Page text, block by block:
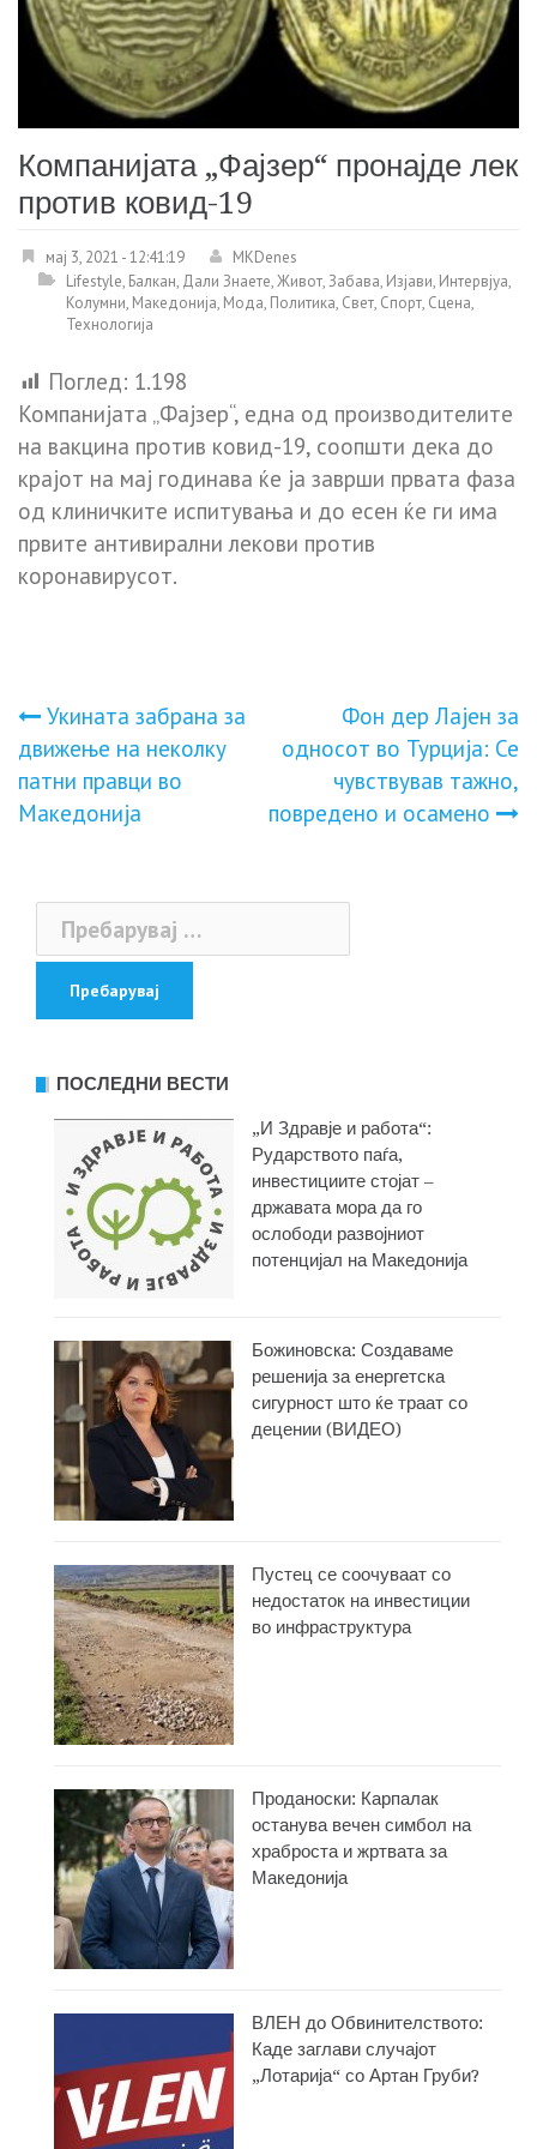
Компанијата „Фајзер“ пронајде лек
против ковид-19
мај 3, 2021 - 12:41:19
MKDenes
Lifestyle, Балкан, Дали Знаете,Живот,Забава, Изјави, Интервјуа,
Колумни, Македонија, Мода, Политика, Свет, Спорт, Сцена,
Технологија
Поглед: 1.198
Компанијата „Фајзер“, една од производителите
на вакцина против ковид-19, соопшти дека до
крајот на мај годинава ќе ја заврши првата фаза
од клиничките испитувања и до есен ќе ги има
првите антивирални лекови против
коронавирусот.
Навигација
на
напис
Укината забрана за
движење на неколку
патни правци во
Македонија
Фон дер Лајен за
односот во Турција: Се
чувствував тажно,
повредено и осамено
Пребарувај
за:
ПОСЛЕДНИ ВЕСТИ
„И Здравје и работа“:
Рударството паѓа,
инвестициите стојат –
државата мора да го
ослободи развојниот
потенцијал на Македонија
Божиновска: Создаваме
решенија за енергетска
сигурност што ќе траат со
децении (ВИДЕО)
Пустец се соочуваат со
недостаток на инвестиции
во инфраструктура
Проданоски: Карпалак
останува вечен симбол на
храброста и жртвата за
Македонија
ВЛЕН до Обвинителството:
Каде заглави случајот
„Лотарија“ со Артан Груби?